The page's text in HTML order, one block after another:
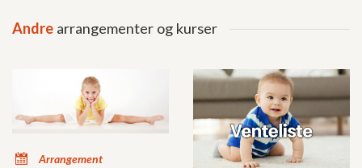
Andre arrangementer og kurser
x Arrangement